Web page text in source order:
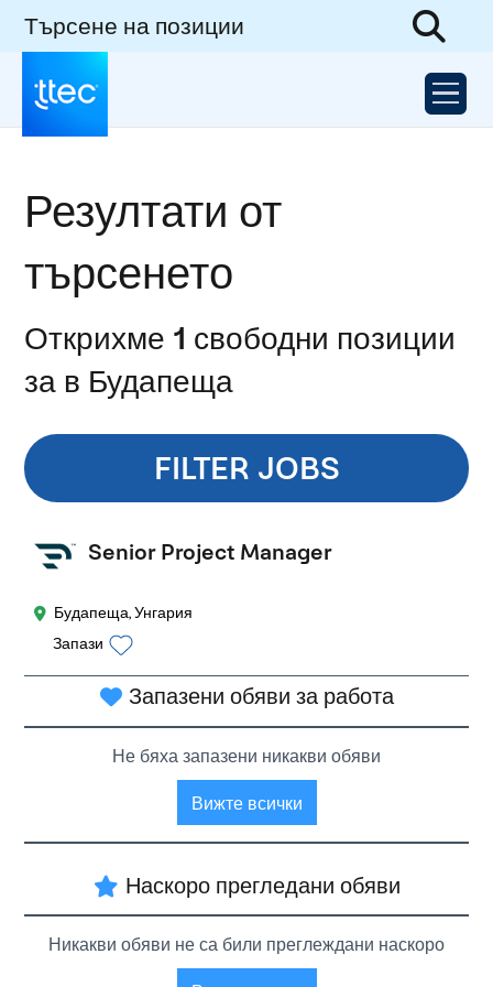
Търсене на позиции
Резултати от
търсенето
Открихме 1 свободни позиции
за в Будапеща
FILTER JOBS
Senior Project Manager
Будапеща, Унгария
Запази
Запазени обяви за работа
Не бяха запазени никакви обяви
Вижте всички
Наскоро прегледани обяви
Никакви обяви не са били преглеждани наскоро